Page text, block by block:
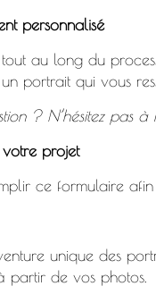
personnalisé
au long du
portrait qui vous
? N’hésitez pas à
projet
ce formulaire
unique des
partir de vos photos.